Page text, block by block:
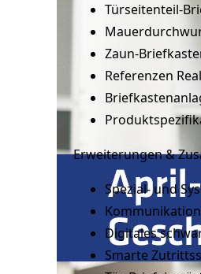
Türseitenteil-
Zaun-
Referenzen
Erweiterungen &
Spezial- und
Digitales
Smarte